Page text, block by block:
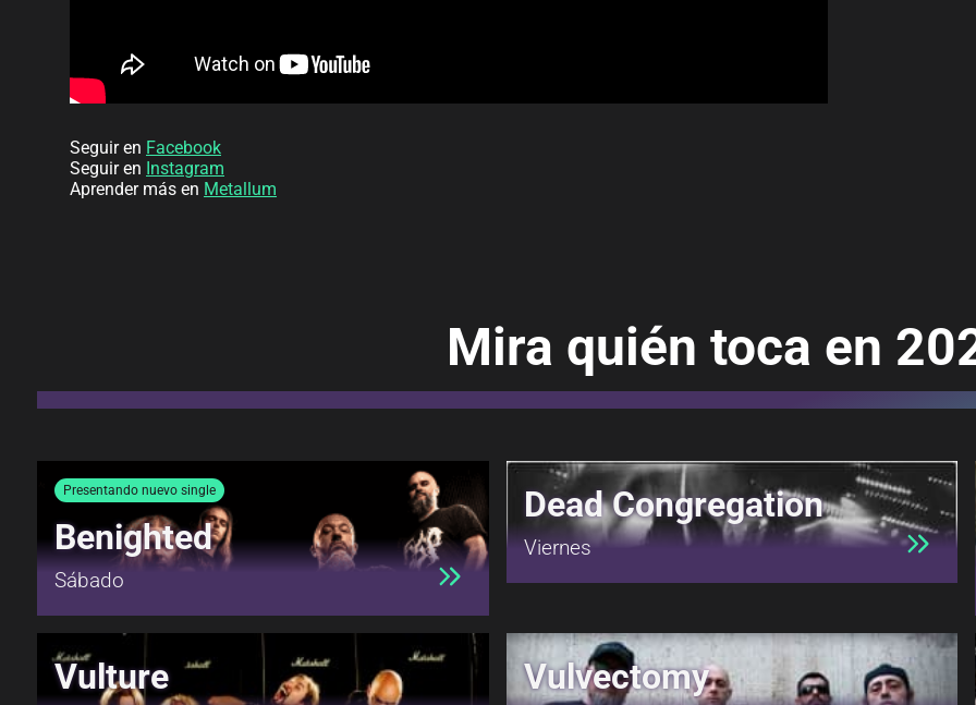
Seguir en Facebook
Seguir en Instagram
Aprender más en Metallum
Mira quién toca en
Presentando nuevo single
Benighted
Sábado
Dead Congregation
Viernes
Vulture Vulvectomy